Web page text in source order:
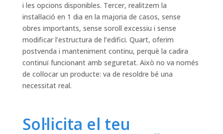
i les opcions disponibles. Tercer, realitzem la
instal·lació en 1 dia en la majoria de casos, sense
obres importants, sense soroll excessiu i sense
modificar l’estructura de l’edifici. Quart, oferim
postvenda i manteniment continu, perquè la cadira
continuï funcionant amb seguretat. Això no va només
de col·locar un producte: va de resoldre bé una
necessitat real.
Sol·licita el teu